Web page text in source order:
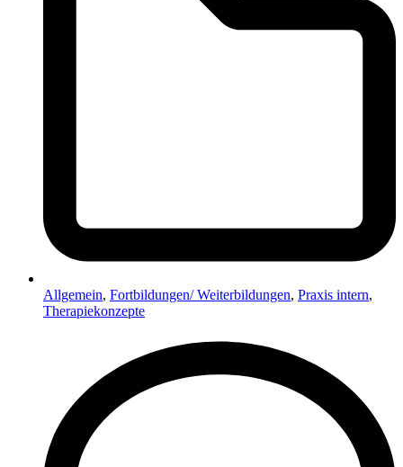
Allgemein, Fortbildungen/ Weiterbildungen, Praxis intern,
Therapiekonzepte